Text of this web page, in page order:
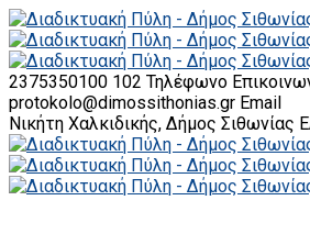
2375350100 102 Τηλέφωνο
protokolo@dimossithonias.gr Email
Νικήτη Χαλκιδικής, Δήμος Σιθωνίας